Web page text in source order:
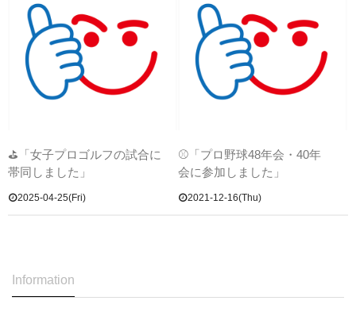
⛳「女子プロゴルフの試合に
帯同しました」
2025-04-25(Fri)
⚾「プロ野球48年会・40年
会に参加しました」
2021-12-16(Thu)
Information